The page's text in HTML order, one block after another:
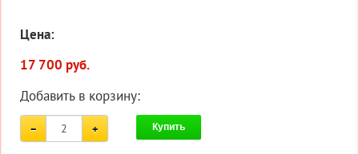
Цена:
17 700 руб.
Добавить в корзину:
Купить